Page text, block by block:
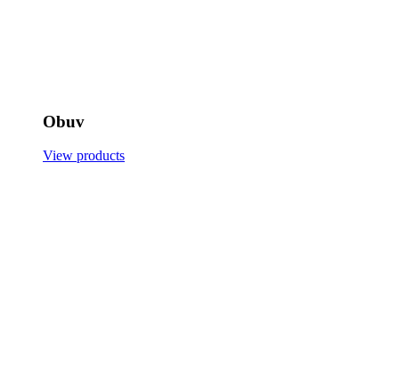
Obuv
View products